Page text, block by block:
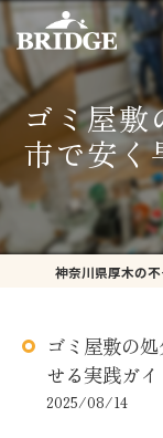
ゴミ屋敷
市で安く
神
ゴミ屋敷の
せる実践ガイ
2025/08/14